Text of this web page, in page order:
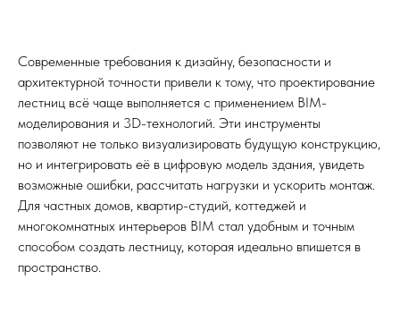
Современные требования к дизайну, безопасности и
архитектурной точности привели к тому, что проектирование
лестниц всё чаще выполняется с применением BIM-
моделирования и 3D-технологий. Эти инструменты
позволяют не только визуализировать будущую конструкцию,
но и интегрировать её в цифровую модель здания, увидеть
возможные ошибки, рассчитать нагрузки и ускорить монтаж.
Для частных домов, квартир-студий, коттеджей и
многокомнатных интерьеров BIM стал удобным и точным
способом создать лестницу, которая идеально впишется в
пространство.